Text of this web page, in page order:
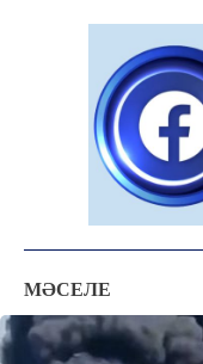
МӘСЕЛЕ